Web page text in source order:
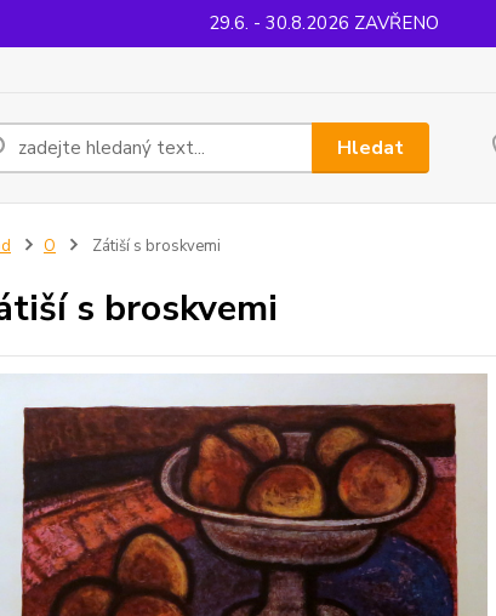
29.6. - 30.8.2026 ZAVŘENO
Hledat
O Zátiší s broskvemi
s broskvemi